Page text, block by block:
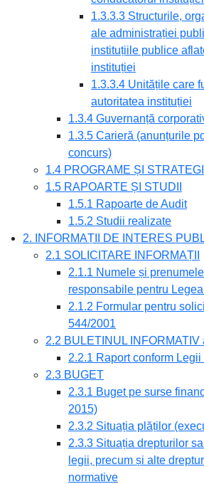
1.3.3.3 Structurile,
ale administrației
instituțiile publice
instituției
1.3.3.4 Unitățile care
autoritatea instituției
1.3.4 Guvernanță
1.3.5 Carieră (anunțurile
concurs)
1.4 PROGRAME ȘI STRATEGII
1.5 RAPOARTE ȘI STUDII
1.5.1 Rapoarte de Audit
1.5.2 Studii realizate
2. INFORMAȚII DE INTERES
2.1 SOLICITARE INFORMAȚII
2.1.1 Numele și
responsabile pentru
2.1.2 Formular pentru
544/2001
2.2 BULETINUL
2.2.1 Raport conform Legii
2.3 BUGET
2.3.1 Buget pe surse
2015)
2.3.2 Situația plăților
2.3.3 Situația drepturilor
legii, precum și alte
normative